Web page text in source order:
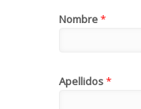
Nombre*
Apellidos*